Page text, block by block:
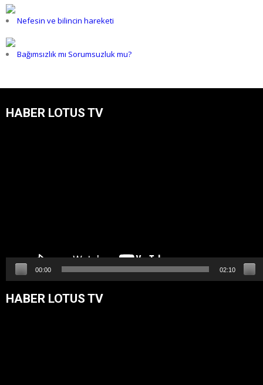
Nefesin ve bilincin hareketi
Bağımsızlık mı Sorumsuzluk mu?
HABER LOTUS TV
00:00 02:10
HABER LOTUS TV